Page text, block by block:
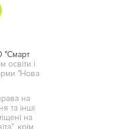
"Смарт
освіти і
"Нова
на
та інші
на